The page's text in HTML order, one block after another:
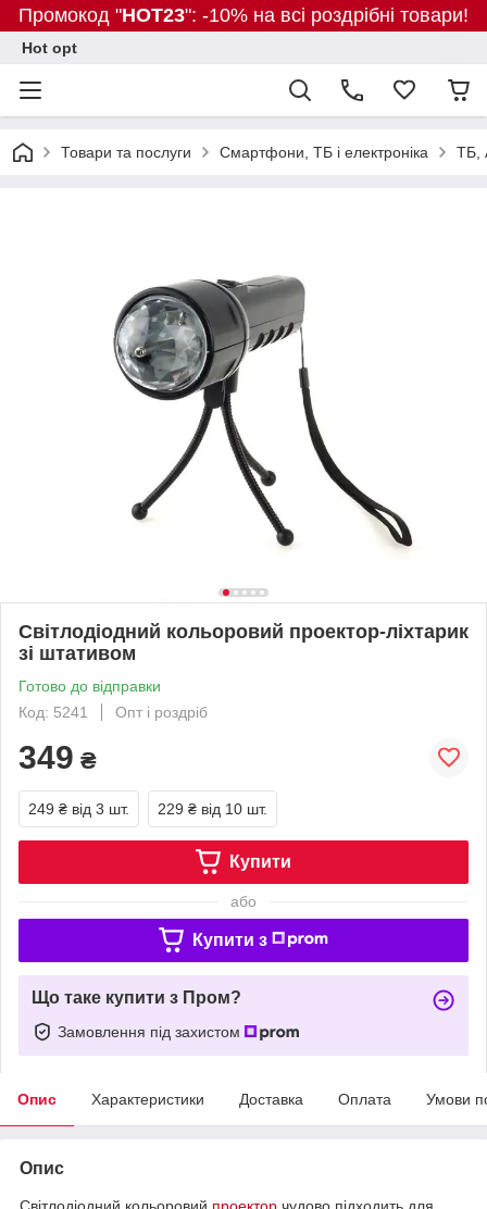
Промокод "HOT23": -10% на всі роздрібні товари!
Hot opt
Товари та послуги Смартфони, ТБ і електроніка ТБ,
Світлодіодний кольоровий проектор-ліхтарик
зі штативом
Готово до відправки
Код: 5241
Опт і роздріб
349 ₴
249 ₴ від 3 шт. 229 ₴ від 10 шт.
Купити
або
Купити з
Що таке купити з Пром?
Замовлення під захистом
Опис Характеристики Доставка Оплата Умови
Опис
Світлодіодний кольоровий проектор чудово підходить для